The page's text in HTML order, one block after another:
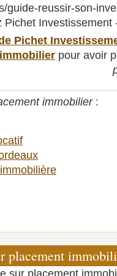
guide-reussir-son-
Investissement
Pichet
pour avoir
immobilier:
placement
sur placement